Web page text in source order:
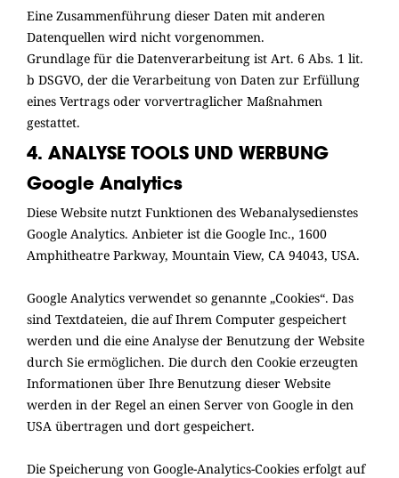
Eine Zusammenführung dieser Daten mit anderen
Datenquellen wird nicht vorgenommen.
Grundlage für die Datenverarbeitung ist Art. 6 Abs. 1 lit.
b DSGVO, der die Verarbeitung von Daten zur Erfüllung
eines Vertrags oder vorvertraglicher Maßnahmen
gestattet.
4. ANALYSE TOOLS UND WERBUNG
Google Analytics
Diese Website nutzt Funktionen des Webanalysedienstes
Google Analytics. Anbieter ist die Google Inc., 1600
Amphitheatre Parkway, Mountain View, CA 94043, USA.
Google Analytics verwendet so genannte „Cookies“. Das
sind Textdateien, die auf Ihrem Computer gespeichert
werden und die eine Analyse der Benutzung der Website
durch Sie ermöglichen. Die durch den Cookie erzeugten
Informationen über Ihre Benutzung dieser Website
werden in der Regel an einen Server von Google in den
USA übertragen und dort gespeichert.
Die Speicherung von Google-Analytics-Cookies erfolgt auf